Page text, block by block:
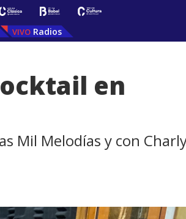
Radios
en
Mil Melodías y con